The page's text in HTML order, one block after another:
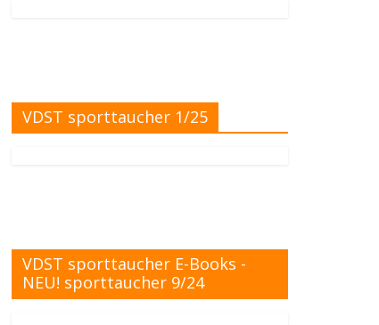
VDST sporttaucher 1/25
VDST sporttaucher E-Books -
NEU! sporttaucher 9/24